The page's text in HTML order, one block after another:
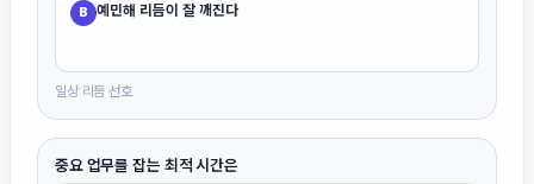
B 예민해 리듬이 잘 깨진다
일상 리듬 선호
중요 업무를 잡는 최적 시간은